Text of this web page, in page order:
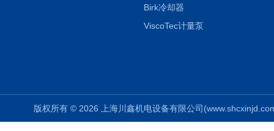
Birk冷却器
ViscoTec计量泵
版权所有 © 2026 上海川鑫机电设备有限公司